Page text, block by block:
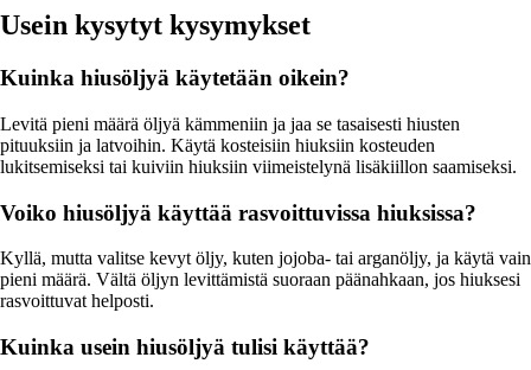
Usein kysytyt kysymykset
Kuinka hiusöljyä käytetään oikein?
Levitä pieni määrä öljyä kämmeniin ja jaa se tasaisesti hiusten
pituuksiin ja latvoihin. Käytä kosteisiin hiuksiin kosteuden
lukitsemiseksi tai kuiviin hiuksiin viimeistelynä lisäkiillon saamiseksi.
Voiko hiusöljyä käyttää rasvoittuvissa hiuksissa?
Kyllä, mutta valitse kevyt öljy, kuten jojoba- tai arganöljy, ja käytä vain
pieni määrä. Vältä öljyn levittämistä suoraan päänahkaan, jos hiuksesi
rasvoittuvat helposti.
Kuinka usein hiusöljyä tulisi käyttää?